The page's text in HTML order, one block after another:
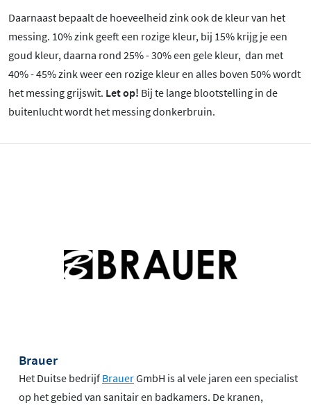
Daarnaast bepaalt de hoeveelheid zink ook de kleur van het
messing. 10% zink geeft een rozige kleur, bij 15% krijg je een
goud kleur, daarna rond 25% - 30% een gele kleur, dan met
40% - 45% zink weer een rozige kleur en alles boven 50% wordt
het messing grijswit. Let op! Bij te lange blootstelling in de
buitenlucht wordt het messing donkerbruin.
Brauer
Het Duitse bedrijf BrauerGmbH is al vele jaren een specialist
op het gebied van sanitair en badkamers. De kranen,